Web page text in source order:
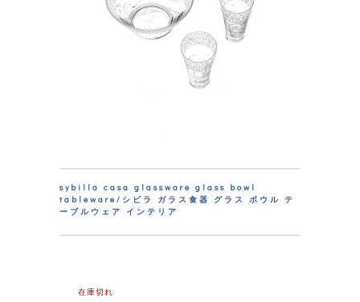
sybilla casa glassware glass bowl
tableware/シビラ ガラス食器 グラス ボウル テ
ーブルウェア インテリア
在庫切れ